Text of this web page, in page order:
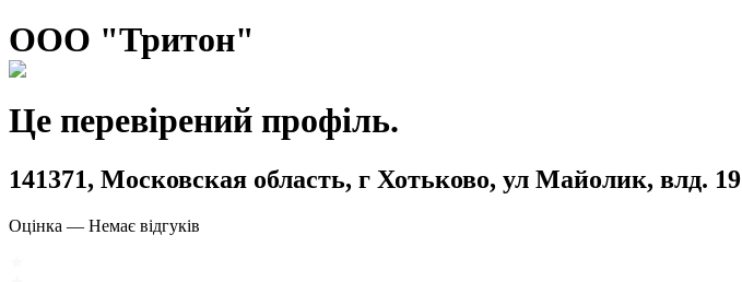
ООО "Тритон"
Це перевірений профіль.
141371, Московская область, г Хотьково, ул Майолик, влд. 19
Оцінка — Немає відгуків